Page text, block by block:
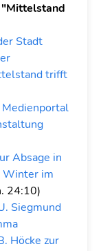
Stadt
trifft
Absage in
Winter im
24:10)
Siegmund
Höcke zur